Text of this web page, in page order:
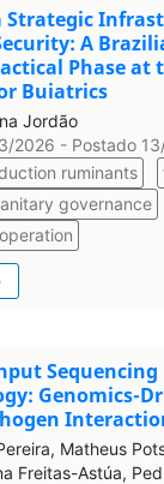
Strategic
A
Phase at
Buiatrics
Jordão
2026 - Postado
ruminants
governance
Sequencing
Genomics-
Matheus
Freitas-Astúa,